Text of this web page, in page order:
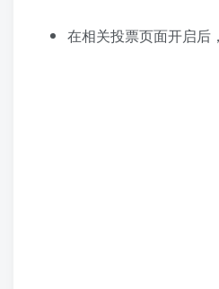
在相关投票页面开启后